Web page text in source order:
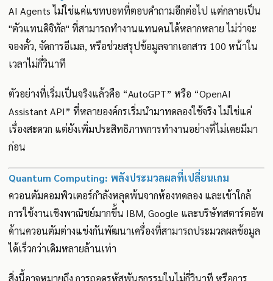
AI Agents ไม่ใช่แค่แชทบอทที่ตอบคำถามอีกต่อไป แต่กลายเป็น
"ตัวแทนดิจิทัล" ที่สามารถทำงานแทนคนได้หลากหลาย ไม่ว่าจะ
จองตั๋ว, จัดการอีเมล, หรือช่วยสรุปข้อมูลจากเอกสาร 100 หน้าใน
เวลาไม่กี่วินาที
ตัวอย่างที่เริ่มเป็นจริงแล้วคือ “AutoGPT” หรือ “OpenAI
Assistant API” ที่หลายองค์กรเริ่มนำมาทดลองใช้จริง ไม่ใช่แค่
เรื่องสะดวก แต่ยังเพิ่มประสิทธิภาพการทำงานอย่างที่ไม่เคยมีมา
ก่อน
Quantum Computing: พลังประมวลผลที่เปลี่ยนเกม
ควอนตัมคอมพิวเตอร์กำลังหลุดพ้นจากห้องทดลอง และเข้าใกล้
การใช้งานเชิงพาณิชย์มากขึ้น IBM, Google และบริษัทสตาร์ตอัพ
ด้านควอนตัมต่างแข่งกันพัฒนาเครื่องที่สามารถประมวลผลข้อมูล
ได้เร็วกว่าเดิมหลายล้านเท่า
สิ่งนี้อาจหมายถึง การถอดรหัสพันธุกรรมในไม่กี่วินาที หรือการ